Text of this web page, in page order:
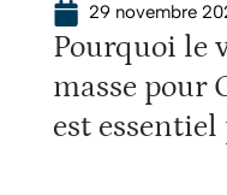
29 novembre
Pourquoi le
masse pour
est